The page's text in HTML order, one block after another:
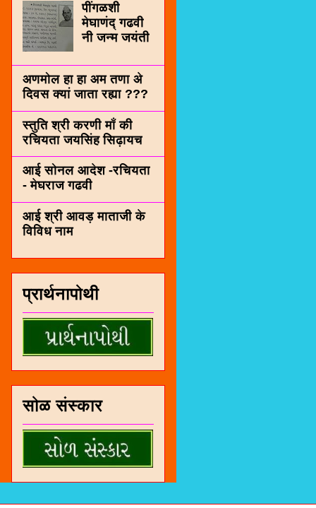
पींगळशी
मेघाणंद् गढवी
नी जन्म जयंती
अणमोल हा हा अम तणा अे
दिवस क्यां जाता रह्या ???
स्तुति श्री करणी माँ की
रचियता जयसिंह सिढ़ायच
आई सोनल आदेश -रचियता
- मेघराज गढवी
आई श्री आवड़ माताजी के
विविध नाम
प्रार्थनापोथी
सोळ संस्कार